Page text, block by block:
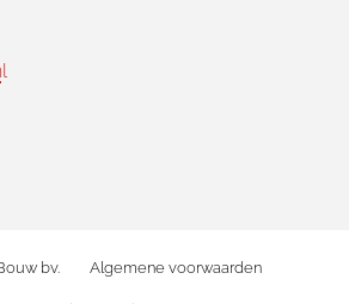
bv. Algemene voorwaarden